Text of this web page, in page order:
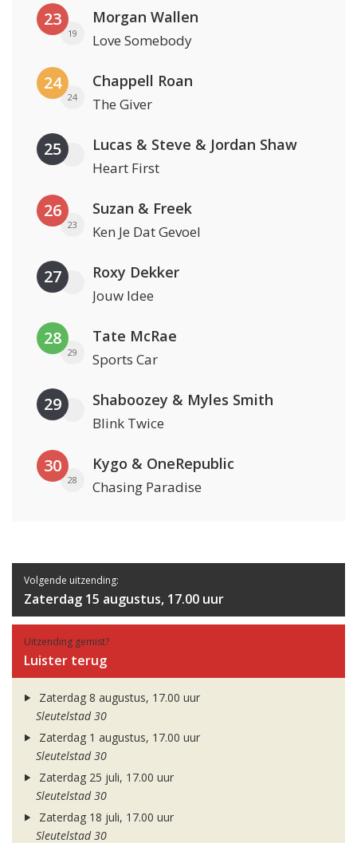
23
19
Morgan Wallen
Love Somebody
24
24
Chappell Roan
The Giver
25 Lucas & Steve & Jordan Shaw
Heart First
26
23
Suzan & Freek
Ken Je Dat Gevoel
27 Roxy Dekker
Jouw Idee
28
29
Tate McRae
Sports Car
29 Shaboozey & Myles Smith
Blink Twice
30
28
Kygo & OneRepublic
Chasing Paradise
Volgende uitzending:
Zaterdag 15 augustus, 17.00 uur
Uitzending gemist?
Luister terug
Zaterdag 8 augustus, 17.00 uur
Sleutelstad 30
Zaterdag 1 augustus, 17.00 uur
Sleutelstad 30
Zaterdag 25 juli, 17.00 uur
Sleutelstad 30
Zaterdag 18 juli, 17.00 uur
Sleutelstad 30